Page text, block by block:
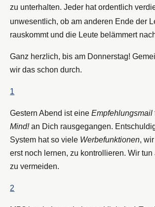
zu unterhalten. Jeder hat ordentlich
unwesentlich, ob am anderen Ende der
rauskommt und die Leute belämmert
Ganz herzlich, bis am Donnerstag!
wir das schon durch.
1
Gestern Abend ist eineEmpfehlungsmail
Mind!an Dich rausgegangen.
System hat so viele Werbefunktionen,
erst noch lernen, zu kontrollieren. Wir
zu vermeiden.
2